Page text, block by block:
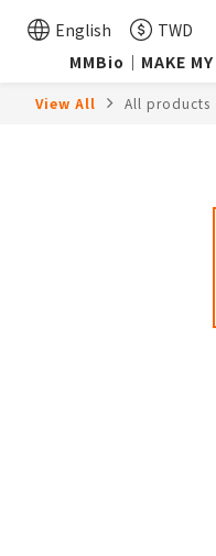
English TWD
MMBio｜MAKE
View All All products